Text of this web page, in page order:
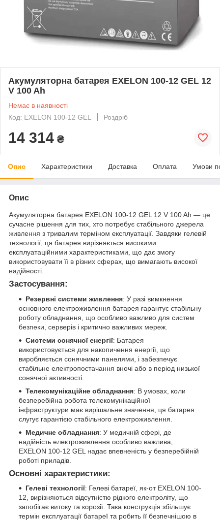
Акумуляторна батарея EXELON 100-12 GEL 12
V 100 Ah
Немає в наявності
Код: EXELON 100-12 GEL
Роздріб
14 314 ₴
Опис Характеристики Доставка Оплата Умови
Опис
Акумуляторна батарея EXELON 100-12 GEL 12 V 100 Ah — це
сучасне рішення для тих, хто потребує стабільного джерела
живлення з тривалим терміном експлуатації. Завдяки гелевій
технології, ця батарея вирізняється високими
експлуатаційними характеристиками, що дає змогу
використовувати її в різних сферах, що вимагають високої
надійності.
Застосування:
Резервні системи живлення: У разі вимкнення
основного електроживлення батарея гарантує стабільну
роботу обладнання, що особливо важливо для систем
безпеки, серверів і критично важливих мереж.
Системи сонячної енергії: Батарея
використовується для накопичення енергії, що
виробляється сонячними панелями, і забезпечує
стабільне електропостачання вночі або в період низької
сонячної активності.
Телекомунікаційне обладнання: В умовах, коли
безперебійна робота телекомунікаційної
інфраструктури має вирішальне значення, ця батарея
слугує гарантією стабільного електроживлення.
Медичне обладнання: У медичній сфері, де
надійність електроживлення особливо важлива,
EXELON 100-12 GEL надає впевненість у безперебійній
роботі приладів.
Основні характеристики:
Гелеві технології: Гелеві батареї, як-от EXELON 100-
12, вирізняються відсутністю рідкого електроліту, що
запобігає витоку та корозії. Така конструкція збільшує
термін експлуатації батареї та робить її безпечнішою в